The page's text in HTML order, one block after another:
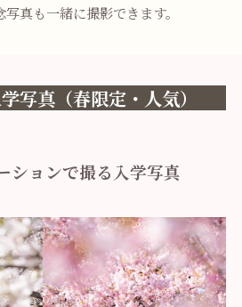
真も一緒に撮影できます。
写真（春限定・人気）
ションで撮る入学写真